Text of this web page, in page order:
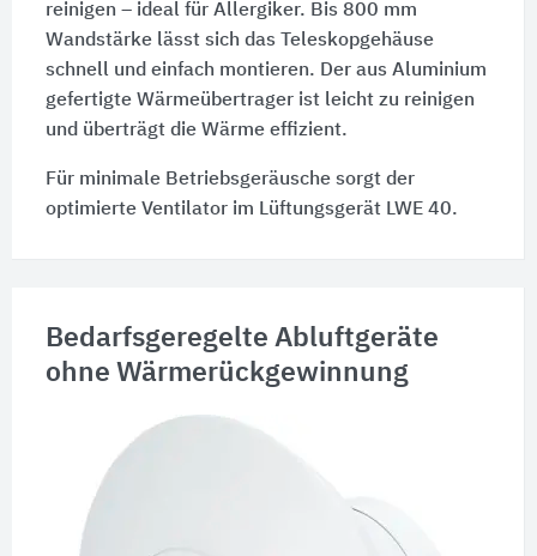
reinigen – ideal für Allergiker. Bis 800 mm
Wandstärke lässt sich das Teleskopgehäuse
schnell und einfach montieren. Der aus Aluminium
gefertigte Wärmeübertrager ist leicht zu reinigen
und überträgt die Wärme effizient.
Für minimale Betriebsgeräusche sorgt der
optimierte Ventilator im Lüftungsgerät LWE 40.
Bedarfsgeregelte Abluftgeräte
ohne Wärmerückgewinnung